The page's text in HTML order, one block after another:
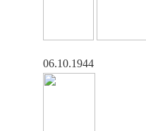
06.10.1944